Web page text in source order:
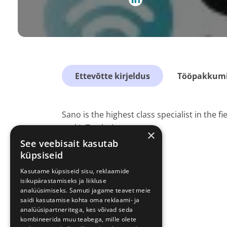
Ettevõtte kirjeldus
Sano is the highest class specialist in the
and IoT solutions
×
See veebisait kasutab
küpsiseid
Kasutame küpsiseid sisu, reklaamide
isikupärastamiseks ja liikluse
analüüsimiseks. Samuti jagame teavet meie
saidi kasutamise kohta oma reklaami- ja
analüüsipartneritega, kes võivad seda
kombineerida muu teabega, mille olete